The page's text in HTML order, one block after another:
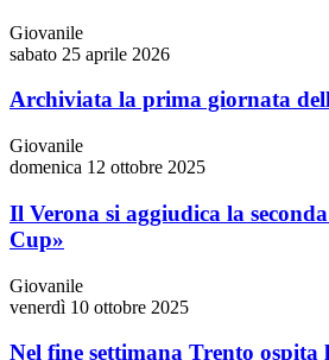
Giovanile
sabato 25 aprile 2026
Archiviata la prima giornata
Giovanile
domenica 12 ottobre 2025
Il Verona si aggiudica la
Cup»
Giovanile
venerdì 10 ottobre 2025
Nel fine settimana Trento ospita